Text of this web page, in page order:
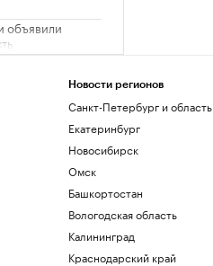
объявили
второй раз за
опасность
Украине и
двумя членами
Новости регионов
Санкт-Петербург и область
Екатеринбург
Новосибирск
Омск
Башкортостан
Вологодская область
Калининград
Краснодарский край